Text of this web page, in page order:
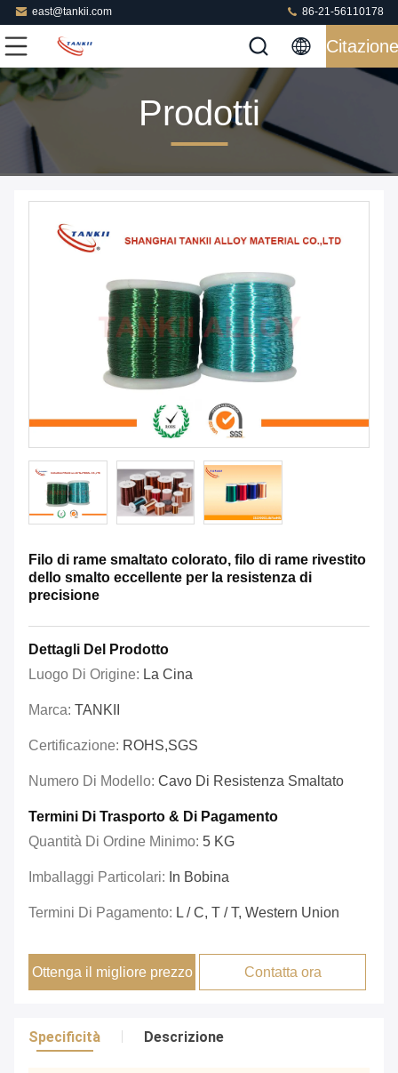
east@tankii.com 86-21-56110178
Citazione
Prodotti
Filo di rame smaltato colorato, filo di rame rivestito
dello smalto eccellente per la resistenza di
precisione
Dettagli Del Prodotto
Luogo Di Origine: La Cina
Marca: TANKII
Certificazione: ROHS,SGS
Numero Di Modello: Cavo Di Resistenza Smaltato
Termini Di Trasporto & Di Pagamento
Quantità Di Ordine Minimo: 5 KG
Imballaggi Particolari: In Bobina
Termini Di Pagamento: L / C, T / T, Western Union
Ottenga il migliore prezzo Contatta ora
Specificità Descrizione